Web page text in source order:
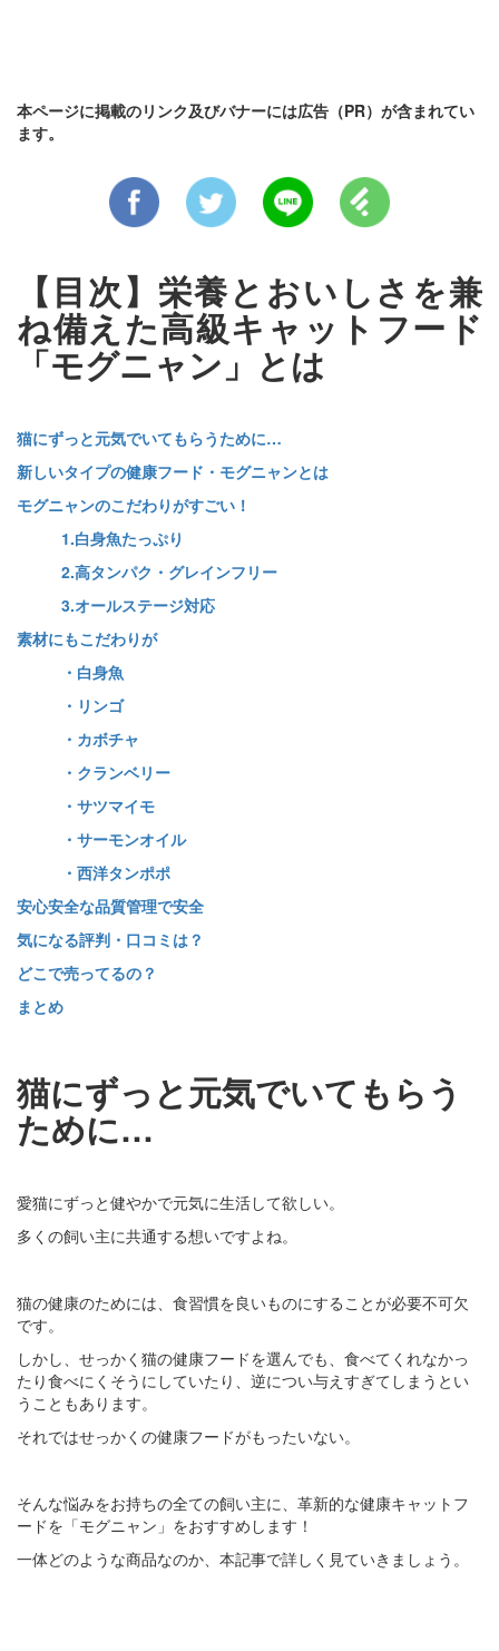
本ページに掲載のリンク及びバナーには広告（PR）が含まれてい
ます。
【目次】栄養とおいしさを兼
ね備えた高級キャットフード
「モグニャン」とは
猫にずっと元気でいてもらうために…
新しいタイプの健康フード・モグニャンとは
モグニャンのこだわりがすごい！
1.白身魚たっぷり
2.高タンパク・グレインフリー
3.オールステージ対応
素材にもこだわりが
・白身魚
・リンゴ
・カボチャ
・クランベリー
・サツマイモ
・サーモンオイル
・西洋タンポポ
安心安全な品質管理で安全
気になる評判・口コミは？
どこで売ってるの？
まとめ
猫にずっと元気でいてもらう
ために…
愛猫にずっと健やかで元気に生活して欲しい。
多くの飼い主に共通する想いですよね。
猫の健康のためには、食習慣を良いものにすることが必要不可欠
です。
しかし、せっかく猫の健康フードを選んでも、食べてくれなかっ
たり食べにくそうにしていたり、逆につい与えすぎてしまうとい
うこともあります。
それではせっかくの健康フードがもったいない。
そんな悩みをお持ちの全ての飼い主に、革新的な健康キャットフ
ードを「モグニャン」をおすすめします！
一体どのような商品なのか、本記事で詳しく見ていきましょう。